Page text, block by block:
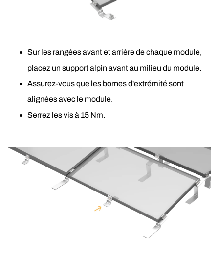
Sur les rangées avant et arrière de chaque module,
placez un support alpin avant au milieu du module.
Assurez-vous que les bornes d'extrémité sont
alignées avec le module.
Serrez les vis à 15 Nm.